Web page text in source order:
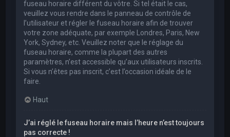
fuseau horaire différent du vôtre. Si tel était le cas,
veuillez vous rendre dans le panneau de contrôle de
l’utilisateur et régler le fuseau horaire afin de trouver
votre zone adéquate, par exemple Londres, Paris, New
York, Sydney, etc. Veuillez noter que le réglage du
fuseau horaire, comme la plupart des autres
paramètres, n’est accessible qu’aux utilisateurs inscrits.
Si vous n’êtes pas inscrit, c’est l’occasion idéale de le
faire.
Haut
J’ai réglé le fuseau horaire mais l’heure n’est toujours
pas correcte !